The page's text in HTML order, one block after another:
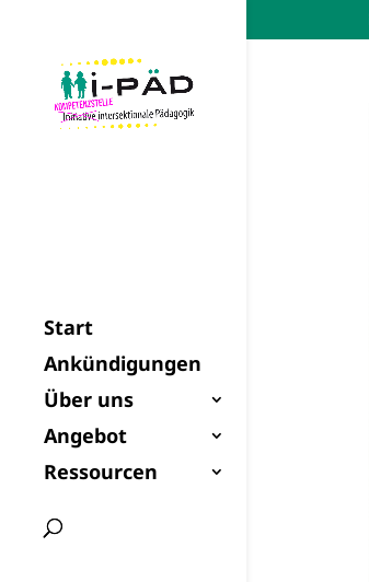
content
Start
Ankündigungen
Über uns
Angebot
Ressourcen